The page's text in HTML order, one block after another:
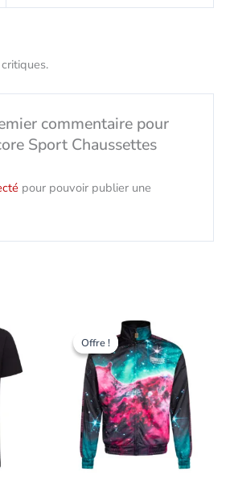
commentaire pour
Sport Chaussettes
pour pouvoir publier une
prix
de
12,00
produit
présente
Offre !
Offre !
Le
prix
initial
était
de
:
95,00
CHF
prix
actuel
est
de
:
47,00
CHF.
présente
Les
options
peuvent